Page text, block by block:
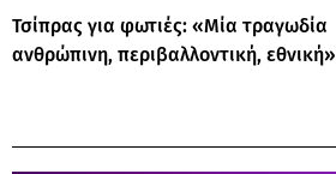
Τσίπρας για φωτιές: «Μία τραγωδία
ανθρώπινη, περιβαλλοντική, εθνική»